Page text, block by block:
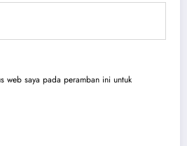
web saya pada peramban ini untuk